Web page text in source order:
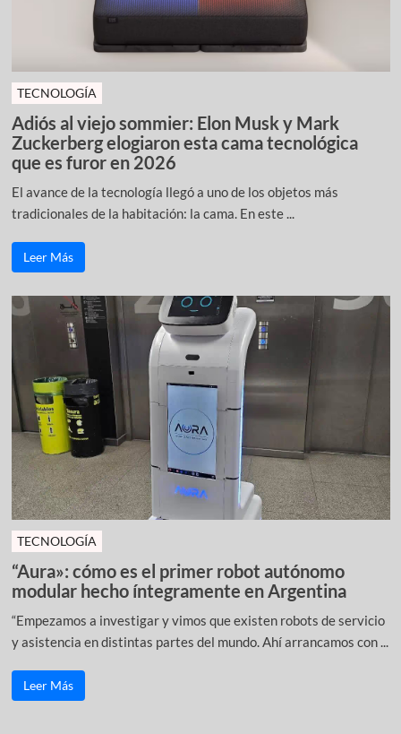
TECNOLOGÍA
Adiós al viejo sommier: Elon Musk y Mark
Zuckerberg elogiaron esta cama tecnológica
que es furor en 2026
El avance de la tecnología llegó a uno de los objetos más
tradicionales de la habitación: la cama. En este ...
Leer Más
TECNOLOGÍA
“Aura»: cómo es el primer robot autónomo
modular hecho íntegramente en Argentina
“Empezamos a investigar y vimos que existen robots de servicio
y asistencia en distintas partes del mundo. Ahí arrancamos con ...
Leer Más